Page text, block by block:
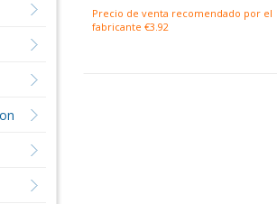
Precio de venta recomendado por el
fabricante €3.92